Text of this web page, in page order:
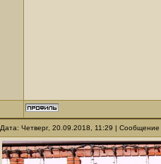
Дата: Четверг, 20.09.2018, 11:29 |